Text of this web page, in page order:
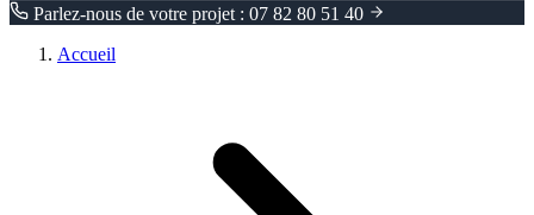
Parlez-nous de votre projet : 07 82 80 51 40
Accueil